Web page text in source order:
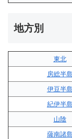
地方別
東北
房総半島
伊豆半島
紀伊半島
山陰
薩南諸島